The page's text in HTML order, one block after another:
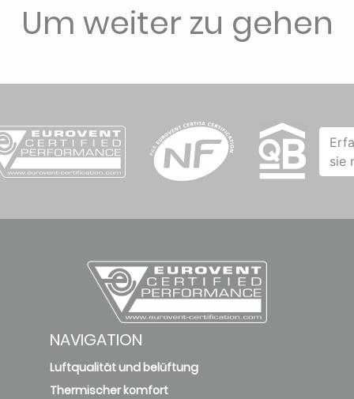
Um weiter zu gehen
sie
NAVIGATION
Luftqualität und belüftung
Thermischer komfort